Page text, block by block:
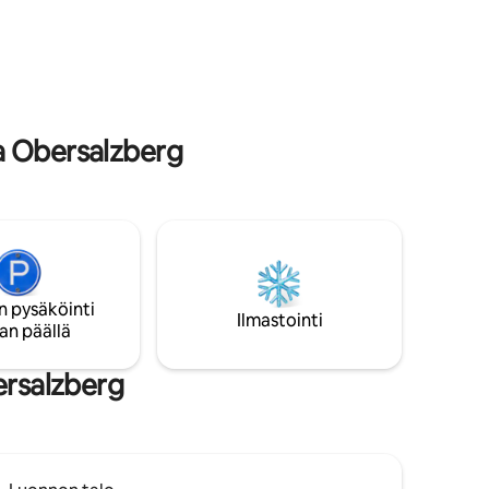
Obersalzberg
pysäköinti
päällä
Ilmastointi